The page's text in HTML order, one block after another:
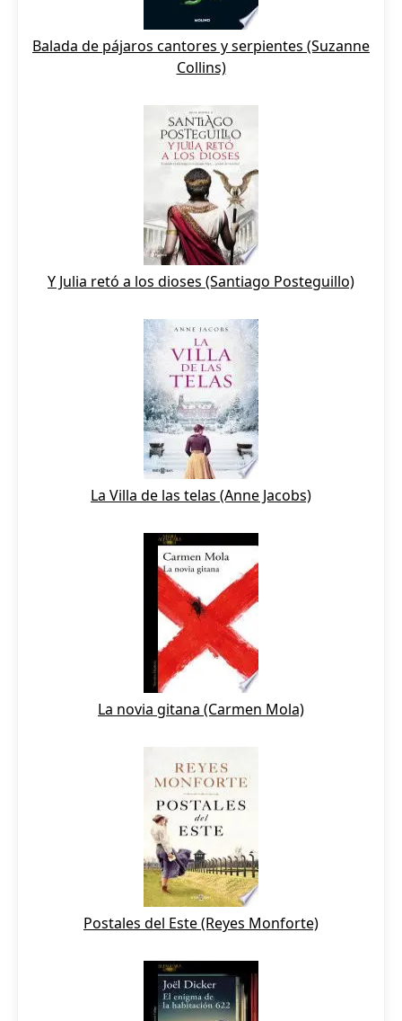
Balada de pájaros cantores y serpientes (Suzanne
Collins)
Y Julia retó a los dioses (Santiago Posteguillo)
La Villa de las telas (Anne Jacobs)
La novia gitana (Carmen Mola)
Postales del Este (Reyes Monforte)